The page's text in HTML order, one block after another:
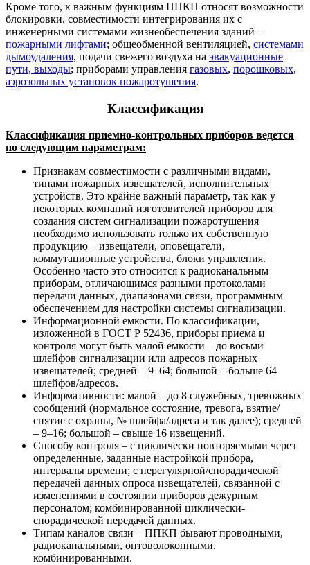
Кроме того, к важным функциям ППКП относят возможности
блокировки, совместимости интегрирования их с
инженерными системами жизнеобеспечения зданий –
пожарными лифтами; общеобменной вентиляцией, системами
дымоудаления, подачи свежего воздуха на эвакуационные
пути, выходы; приборами управления газовых, порошковых,
аэрозольных установок пожаротушения.
Классификация
Классификация приемно-контрольных приборов ведется
по следующим параметрам:
Признакам совместимости с различными видами,
типами пожарных извещателей, исполнительных
устройств. Это крайне важный параметр, так как у
некоторых компаний изготовителей приборов для
создания систем сигнализации пожаротушения
необходимо использовать только их собственную
продукцию – извещатели, оповещатели,
коммутационные устройства, блоки управления.
Особенно часто это относится к радиоканальным
приборам, отличающимся разными протоколами
передачи данных, диапазонами связи, программным
обеспечением для настройки системы сигнализации.
Информационной емкости. По классификации,
изложенной в ГОСТ Р 52436, приборы приема и
контроля могут быть малой емкости – до восьми
шлейфов сигнализации или адресов пожарных
извещателей; средней – 9–64; большой – больше 64
шлейфов/адресов.
Информативности: малой – до 8 служебных, тревожных
сообщений (нормальное состояние, тревога, взятие/
снятие с охраны, № шлейфа/адреса и так далее); средней
– 9–16; большой – свыше 16 извещений.
Способу контроля – с циклически повторяемыми через
определенные, заданные настройкой прибора,
интервалы времени; с нерегулярной/спорадической
передачей данных опроса извещателей, связанной с
изменениями в состоянии приборов дежурным
персоналом; комбинированной циклически-
спорадической передачей данных.
Типам каналов связи – ППКП бывают проводными,
радиоканальными, оптоволоконными,
комбинированными.